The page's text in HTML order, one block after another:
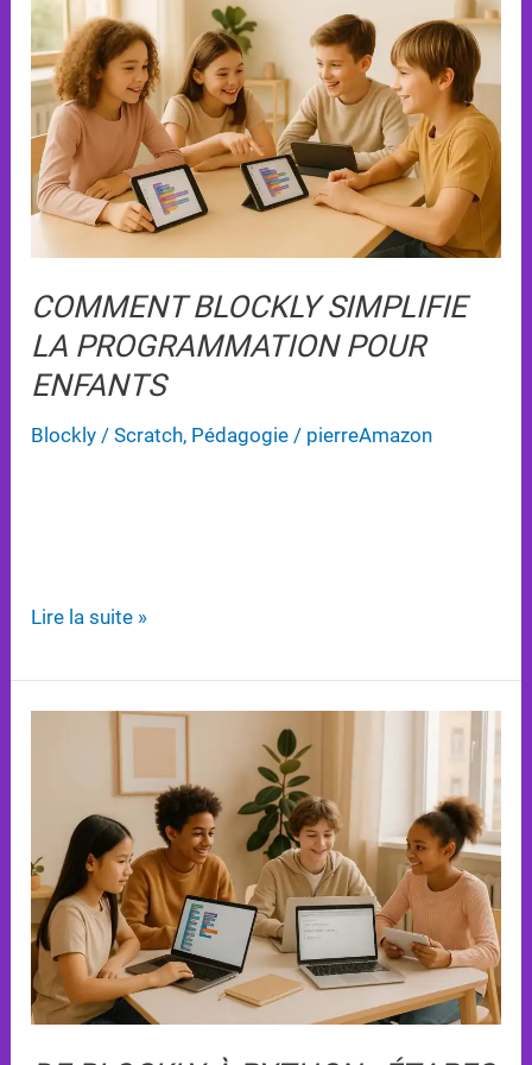
COMMENT BLOCKLY SIMPLIFIE
LA PROGRAMMATION POUR
ENFANTS
Blockly / Scratch, Pédagogie / pierreAmazon
Simplifie
la
Programmation
pour
Enfants
Lire la suite »
Python
:
Étapes
pour
Progresser